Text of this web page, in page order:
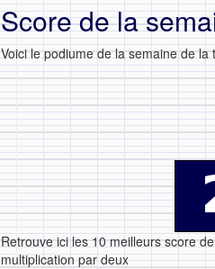
Score de la
Voici le podiume de la semaine de
Retrouve ici les 10 meilleurs score
multiplication par deux